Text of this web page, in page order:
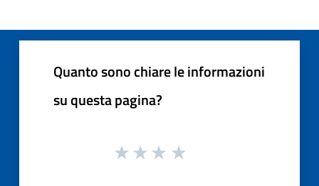
Quanto sono chiare le informazioni
su questa pagina?